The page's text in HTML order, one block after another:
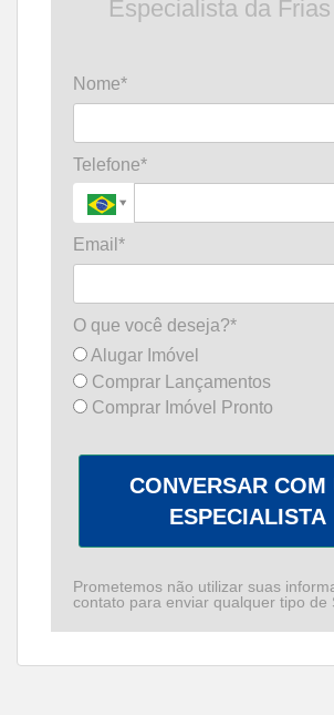
Especialista da
Nome*
Telefone*
Email*
O que você deseja?*
Alugar Imóvel
Comprar Lançamentos
Comprar Imóvel Pronto
CONVERSAR COM
ESPECIALISTA
Prometemos não utilizar suas
contato para enviar qualquer tipo de